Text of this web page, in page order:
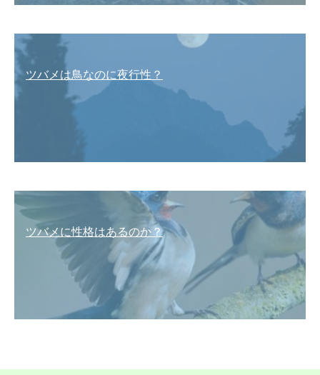
ツバメは鳥なのに夜行性？
ツバメに性格はあるのか？